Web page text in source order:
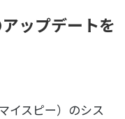
ップデートを
イスピー）のシス